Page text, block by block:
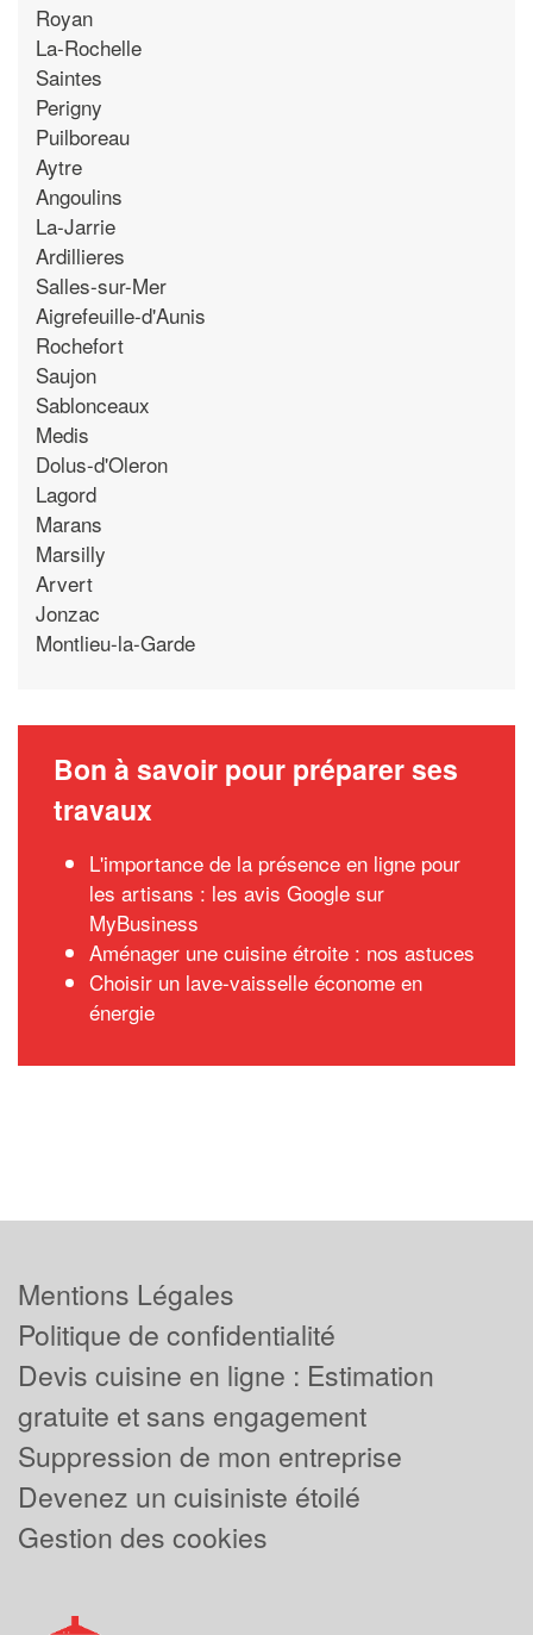
Royan
La-Rochelle
Saintes
Perigny
Puilboreau
Aytre
Angoulins
La-Jarrie
Ardillieres
Salles-sur-Mer
Aigrefeuille-d'Aunis
Rochefort
Saujon
Sablonceaux
Medis
Dolus-d'Oleron
Lagord
Marans
Marsilly
Arvert
Jonzac
Montlieu-la-Garde
Bon à savoir pour préparer ses
travaux
L'importance de la présence en ligne pour
les artisans : les avis Google sur
MyBusiness
Aménager une cuisine étroite : nos astuces
Choisir un lave-vaisselle économe en
énergie
Mentions Légales
Politique de confidentialité
Devis cuisine en ligne : Estimation
gratuite et sans engagement
Suppression de mon entreprise
Devenez un cuisiniste étoilé
Gestion des cookies